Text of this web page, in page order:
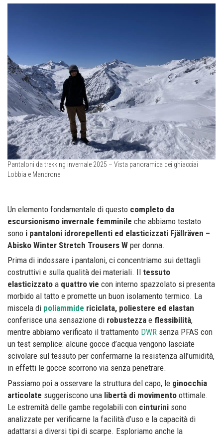
Pantaloni da trekking invernale 2025 – Vista panoramica dei ghiacciai
Lobbia e Mandrone
Un elemento fondamentale di questo completo da
escursionismo invernale femminile che abbiamo testato
sono i pantaloni idrorepellenti ed elasticizzati Fjällräven –
Abisko Winter Stretch Trousers W per donna.
Prima di indossare i pantaloni, ci concentriamo sui dettagli
costruttivi e sulla qualità dei materiali. Il tessuto
elasticizzato a quattro vie con interno spazzolato si presenta
morbido al tatto e promette un buon isolamento termico. La
miscela di poliammide riciclata, poliestere ed elastan
conferisce una sensazione di robustezza e flessibilità,
mentre abbiamo verificato il trattamento DWR senza PFAS con
un test semplice: alcune gocce d’acqua vengono lasciate
scivolare sul tessuto per confermarne la resistenza all’umidità,
in effetti le gocce scorrono via senza penetrare.
Passiamo poi a osservare la struttura del capo, le ginocchia
articolate suggeriscono una libertà di movimento ottimale.
Le estremità delle gambe regolabili con cinturini sono
analizzate per verificarne la facilità d’uso e la capacità di
adattarsi a diversi tipi di scarpe. Esploriamo anche la